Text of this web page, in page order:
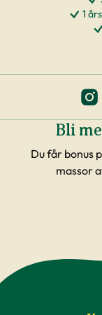
1
Bli
Du får bonus
massor